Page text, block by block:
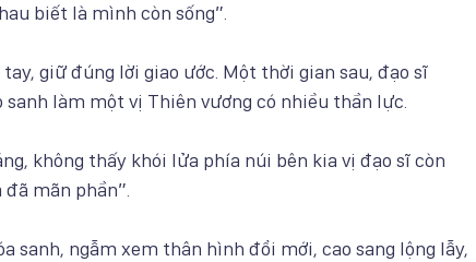
biết là mình còn sống”.
giữ đúng lời giao ước. Một thời gian sau, đạo sĩ
làm một vị Thiên vương có nhiều thần lực.
không thấy khói lửa phía núi bên kia vị đạo sĩ còn
mãn phần”.
sanh, ngẫm xem thân hình đổi mới, cao sang lộng lẫy,